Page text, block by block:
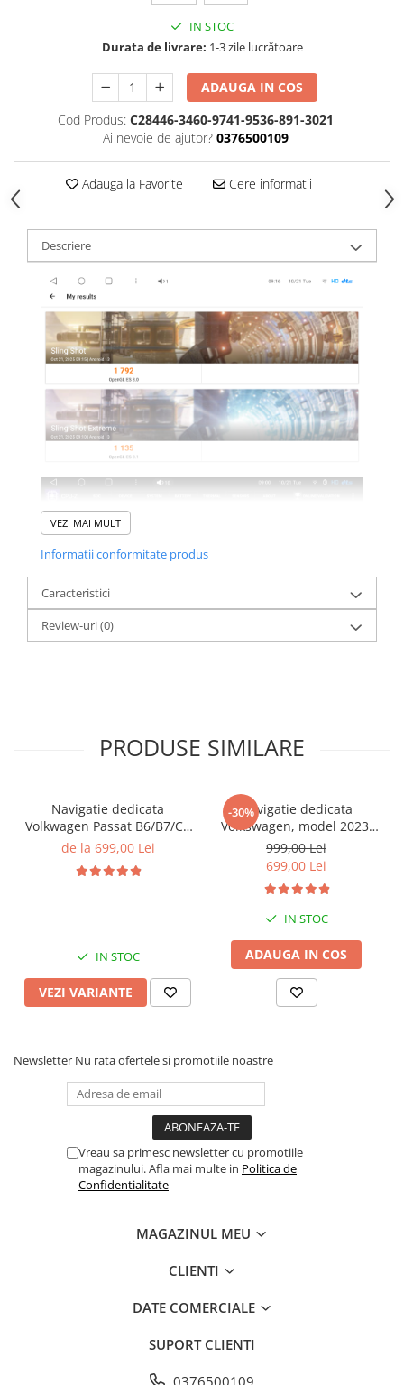
IN STOC
Durata de livrare: 1-3 zile lucrătoare
ADAUGA IN COS
Cod Produs: C28446-3460-9741-9536-891-3021
Ai nevoie de ajutor? 0376500109
Adauga la Favorite Cere informatii
Descriere
VEZI MAI MULT
Informatii conformitate produs
Caracteristici
Review-uri(0)
PRODUSE SIMILARE
Navigatie dedicata
Volkwagen Passat B6/B7/CC
Gri, 4GB RAM 64GB ROM,
Display QLED 10", DSP,
de la 699,00 Lei
IN STOC
VEZI VARIANTE
-30%Navigatie dedicata
Volkswagen, model 2023,
4GB RAM 64GB ROM,
Quadcore, Android 14,
Display QLED 7", DSP,
Carplay&Android Auto,
Suport camere AHD
999,00 Lei
699,00 Lei
IN STOC
ADAUGA IN COS
Newsletter Nu rata ofertele si promotiile noastre
Vreau sa primesc newsletter cu promotiile
magazinului. Afla mai multe in Politica de
Confidentialitate
MAGAZINUL MEU
CLIENTI
DATE COMERCIALE
SUPORT CLIENTI